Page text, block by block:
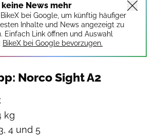
keine News mehr
BikeX bei Google, um künftig häufiger
Inhalte und News angezeigt zu
Einfach Link öffnen und Auswahl
BikeX bei Google bevorzugen.
Norco Sight A2
kg
4 und 5